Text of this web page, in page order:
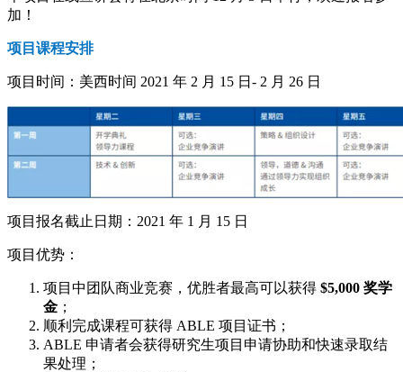
加！
项目课程安排
项目时间：美西时间 2021 年 2 月 15 日- 2 月 26 日
项目报名截止日期：2021 年 1 月 15 日
项目优势：
项目中团队商业竞赛，优胜者最高可以获得 $5,000 奖学
金 ；
顺利完成课程可获得 ABLE 项目证书；
ABLE 申请者会获得研究生项目申请协助和快速录取结
果处理；